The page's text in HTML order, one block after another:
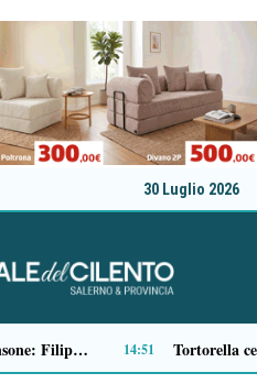
30 Luglio 2026
13:22